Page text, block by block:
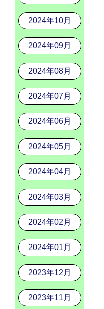
2024年10月
2024年09月
2024年08月
2024年07月
2024年06月
2024年05月
2024年04月
2024年03月
2024年02月
2024年01月
2023年12月
2023年11月